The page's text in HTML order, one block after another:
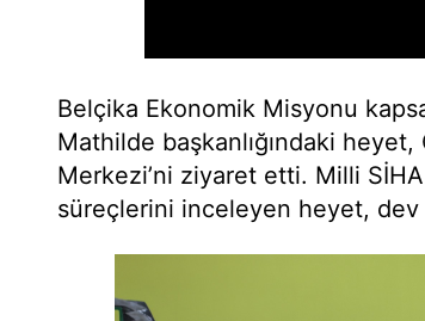
Belçika Ekonomik Misyonu
Mathilde başkanlığındaki
Merkezi’ni ziyaret etti. Milli
süreçlerini inceleyen heyet, dev